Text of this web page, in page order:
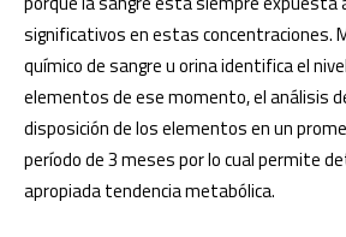
significativos en estas concentraciones.
químico de sangre u orina identifica el
elementos de ese momento, el análisis
disposición de los elementos en un
período de 3 meses por lo cual permite
apropiada tendencia metabólica.